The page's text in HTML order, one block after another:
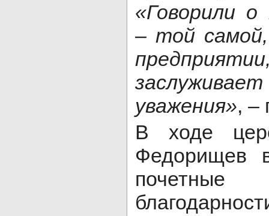
«Говорили
– той
уважения», –
В ходе
Федорищев